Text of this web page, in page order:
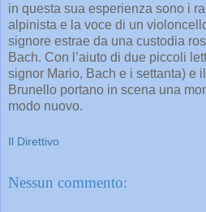
in questa sua esperienza sono i
alpinista e la voce di un
signore estrae da una custodia
Bach. Con l’aiuto di due piccoli
signor Mario, Bach e i settanta) e
Brunello portano in scena una
modo nuovo.
Il Direttivo
Nessun commento: